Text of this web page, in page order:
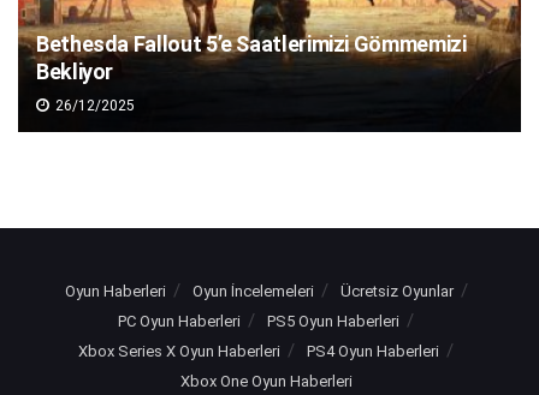
Bethesda Fallout 5’e Saatlerimizi Gömmemizi
Bekliyor
26/12/2025
Oyun Haberleri Oyun İncelemeleri
Ücretsiz Oyunlar
PC Oyun Haberleri
PS5 Oyun Haberleri
Xbox Series X Oyun Haberleri
PS4 Oyun Haberleri
Xbox One Oyun Haberleri